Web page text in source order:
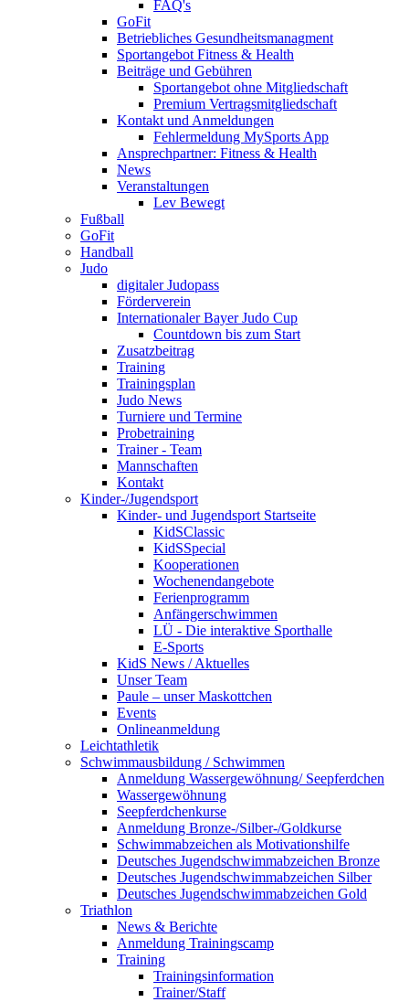
FAQ's
GoFit
Betriebliches Gesundheitsmanagment
Sportangebot Fitness & Health
Beiträge und Gebühren
Sportangebot ohne Mitgliedschaft
Premium Vertragsmitgliedschaft
Kontakt und Anmeldungen
Fehlermeldung MySports App
Ansprechpartner: Fitness & Health
News
Veranstaltungen
Lev Bewegt
Fußball
GoFit
Handball
Judo
digitaler Judopass
Förderverein
Internationaler Bayer Judo Cup
Countdown bis zum Start
Zusatzbeitrag
Training
Trainingsplan
Judo News
Turniere und Termine
Probetraining
Trainer - Team
Mannschaften
Kontakt
Kinder-/Jugendsport
Kinder- und Jugendsport Startseite
KidSClassic
KidSSpecial
Kooperationen
Wochenendangebote
Ferienprogramm
Anfängerschwimmen
LÜ - Die interaktive Sporthalle
E-Sports
KidS News / Aktuelles
Unser Team
Paule – unser Maskottchen
Events
Onlineanmeldung
Leichtathletik
Schwimmausbildung / Schwimmen
Anmeldung Wassergewöhnung/ Seepferdchen
Wassergewöhnung
Seepferdchenkurse
Anmeldung Bronze-/Silber-/Goldkurse
Schwimmabzeichen als Motivationshilfe
Deutsches Jugendschwimmabzeichen Bronze
Deutsches Jugendschwimmabzeichen Silber
Deutsches Jugendschwimmabzeichen Gold
Triathlon
News & Berichte
Anmeldung Trainingscamp
Training
Trainingsinformation
Trainer/Staff